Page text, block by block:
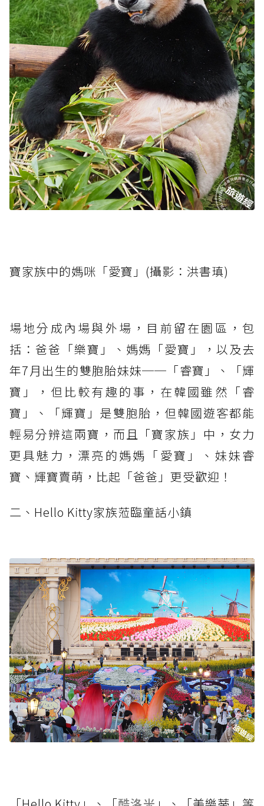
寶家族中的媽咪「愛寶」(攝影：洪書瑱)
場地分成內場與外場，目前留在園區，包
括：爸爸「樂寶」、媽媽「愛寶」，以及去
年7月出生的雙胞胎妹妹──「睿寶」、「輝
寶」，但比較有趣的事，在韓國雖然「睿
寶」、「輝寶」是雙胞胎，但韓國遊客都能
輕易分辨這兩寶，而且「寶家族」中，女力
更具魅力，漂亮的媽媽「愛寶」、妹妹睿
寶、輝寶賣萌，比起「爸爸」更受歡迎！
二、Hello Kitty家族蒞臨童話小鎮